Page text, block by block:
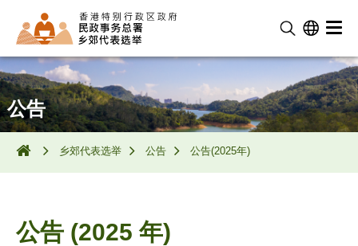
公告
乡郊代表选举 公告 公告(2025年)
公告 (2025 年)